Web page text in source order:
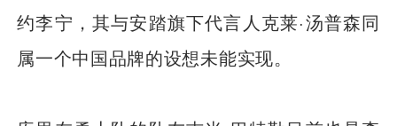
约李宁，其与安踏旗下代言人克莱·汤普森同
属一个中国品牌的设想未能实现。